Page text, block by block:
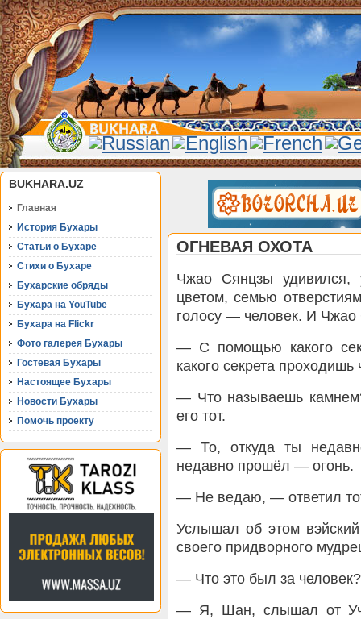
BUKHARA.UZ
Главная
История Бухары
Статьи о Бухаре
Стихи о Бухаре
Бухарские обряды
Бухара на YouTube
Бухара на Flickr
Фото галерея Бухары
Гостевая Бухары
Настоящее Бухары
Новости Бухары
Помочь проекту
ОГНЕВАЯ ОХОТА
Чжао Сянцзы удивился,
цветом, семью
голосу — человек. И Чжао
— С помощью какого
какого секрета проходишь
— Что называешь
его тот.
— То, откуда ты
недавно прошёл — огонь.
— Не ведаю, — ответил
Услышал об этом
своего придворного
— Что это был за человек?
— Я, Шан, слышал от